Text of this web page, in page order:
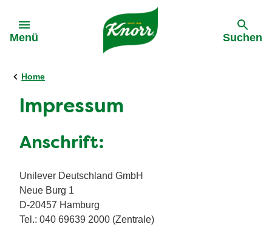
Menü Suchen
Home
Impressum
Anschrift:
Unilever Deutschland GmbH
Neue Burg 1
D-20457 Hamburg
Tel.: 040 69639 2000 (Zentrale)